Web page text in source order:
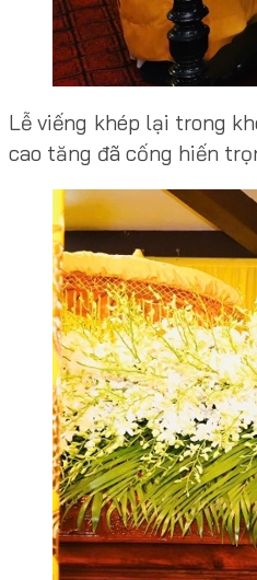
Lễ viếng khép lại trong
cao tăng đã cống hiến